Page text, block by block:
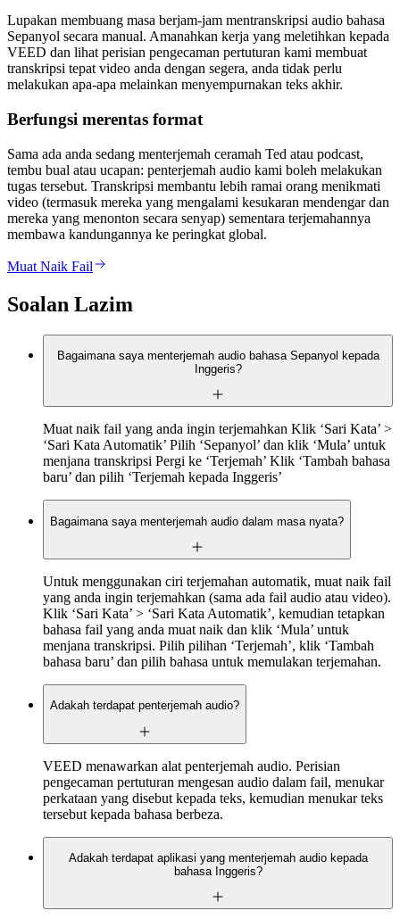
Lupakan membuang masa berjam-jam mentranskripsi audio bahasa
Sepanyol secara manual. Amanahkan kerja yang meletihkan kepada
VEED dan lihat perisian pengecaman pertuturan kami membuat
transkripsi tepat video anda dengan segera, anda tidak perlu
melakukan apa-apa melainkan menyempurnakan teks akhir.
Berfungsi merentas format
Sama ada anda sedang menterjemah ceramah Ted atau podcast,
tembu bual atau ucapan: penterjemah audio kami boleh melakukan
tugas tersebut. Transkripsi membantu lebih ramai orang menikmati
video (termasuk mereka yang mengalami kesukaran mendengar dan
mereka yang menonton secara senyap) sementara terjemahannya
membawa kandungannya ke peringkat global.
Muat Naik Fail
Soalan Lazim
Bagaimana saya menterjemah audio bahasa Sepanyol kepada
Inggeris?
Muat naik fail yang anda ingin terjemahkan Klik ‘Sari Kata’ >
‘Sari Kata Automatik’ Pilih ‘Sepanyol’ dan klik ‘Mula’ untuk
menjana transkripsi Pergi ke ‘Terjemah’ Klik ‘Tambah bahasa
baru’ dan pilih ‘Terjemah kepada Inggeris’
Bagaimana saya menterjemah audio dalam masa nyata?
Untuk menggunakan ciri terjemahan automatik, muat naik fail
yang anda ingin terjemahkan (sama ada fail audio atau video).
Klik ‘Sari Kata’ > ‘Sari Kata Automatik’, kemudian tetapkan
bahasa fail yang anda muat naik dan klik ‘Mula’ untuk
menjana transkripsi. Pilih pilihan ‘Terjemah’, klik ‘Tambah
bahasa baru’ dan pilih bahasa untuk memulakan terjemahan.
Adakah terdapat penterjemah audio?
VEED menawarkan alat penterjemah audio. Perisian
pengecaman pertuturan mengesan audio dalam fail, menukar
perkataan yang disebut kepada teks, kemudian menukar teks
tersebut kepada bahasa berbeza.
Adakah terdapat aplikasi yang menterjemah audio kepada
bahasa Inggeris?